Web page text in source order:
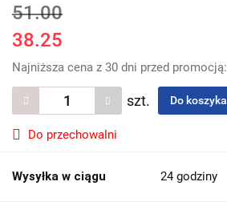
51.00
38.25
Najniższa cena z 30 dni przed promocją:
szt. Do koszyka
Do przechowalni
Wysyłka w ciągu 24 godziny